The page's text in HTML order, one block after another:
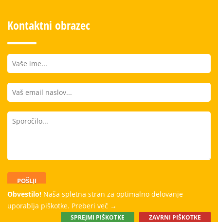
Obvestilo! Naša spletna stran za optimalno delovanje
uporablja piškotke. Preberi več →
SPREJMI PIŠKOTKE ZAVRNI PIŠKOTKE
Kontaktni obrazec
POŠLJI
Dobro počutje, dobri odnosi in kvalitetno znanje